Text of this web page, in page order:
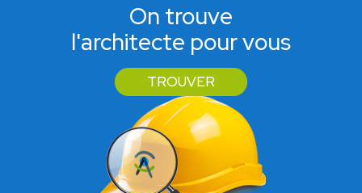
On trouve
l'architecte pour vous
TROUVER